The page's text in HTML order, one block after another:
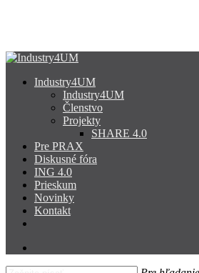
content
search
Menu
Industry4UM
Industry4UM
Členstvo
Projekty
SHARE 4.0
Pre PRAX
Diskusné fóra
ING 4.0
Prieskum
Novinky
Kontakt